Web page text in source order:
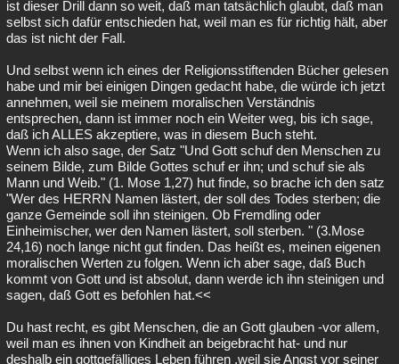
ist dieser Drill dann so weit, daß man tatsächlich glaubt, daß man
selbst sich dafür entschieden hat, weil man es für richtig hält, aber
das ist nicht der Fall.
Und selbst wenn ich eines der Religionsstiftenden Bücher gelesen
habe und mir bei einigen Dingen gedacht habe, die würde ich jetzt
annehmen, weil sie meinem moralischen Verständnis
entsprechen, dann ist immer noch ein Weiter weg, bis ich sage,
daß ich ALLES akzeptiere, was in diesem Buch steht.
Wenn ich also sage, der Satz "Und Gott schuf den Menschen zu
seinem Bilde, zum Bilde Gottes schuf er ihn; und schuf sie als
Mann und Weib." (1. Mose 1,27) hut finde, so brache ich den satz
"Wer des HERRN Namen lästert, der soll des Todes sterben; die
ganze Gemeinde soll ihn steinigen. Ob Fremdling oder
Einheimischer, wer den Namen lästert, soll sterben. " (3.Mose
24,16) noch lange nicht gut finden. Das heißt es, meinen eigenen
moralischen Werten zu folgen. Wenn ich aber sage, daß Buch
kommt von Gott und ist absolut, dann werde ich ihn steinigen und
sagen, daß Gott es befohlen hat.<<
Du hast recht, es gibt Menschen, die an Gott glauben -vor allem,
weil man es ihnen von Kindheit an beigebracht hat- und nur
deshalb ein gottgefälliges Leben führen ,weil sie Angst vor seiner